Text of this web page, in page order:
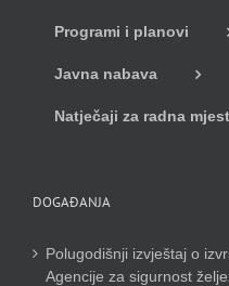
Programi i planovi
Javna nabava
Natječaji za radna
DOGAĐANJA
Polugodišnji izvještaj o
Agencije za sigurnost